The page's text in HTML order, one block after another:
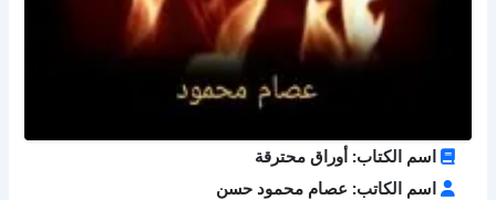
اسم الكتاب: أوراق محترقة
اسم الكاتب: عصام محمود حسن